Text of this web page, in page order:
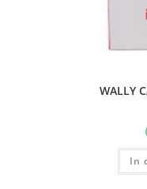
WALLY
In